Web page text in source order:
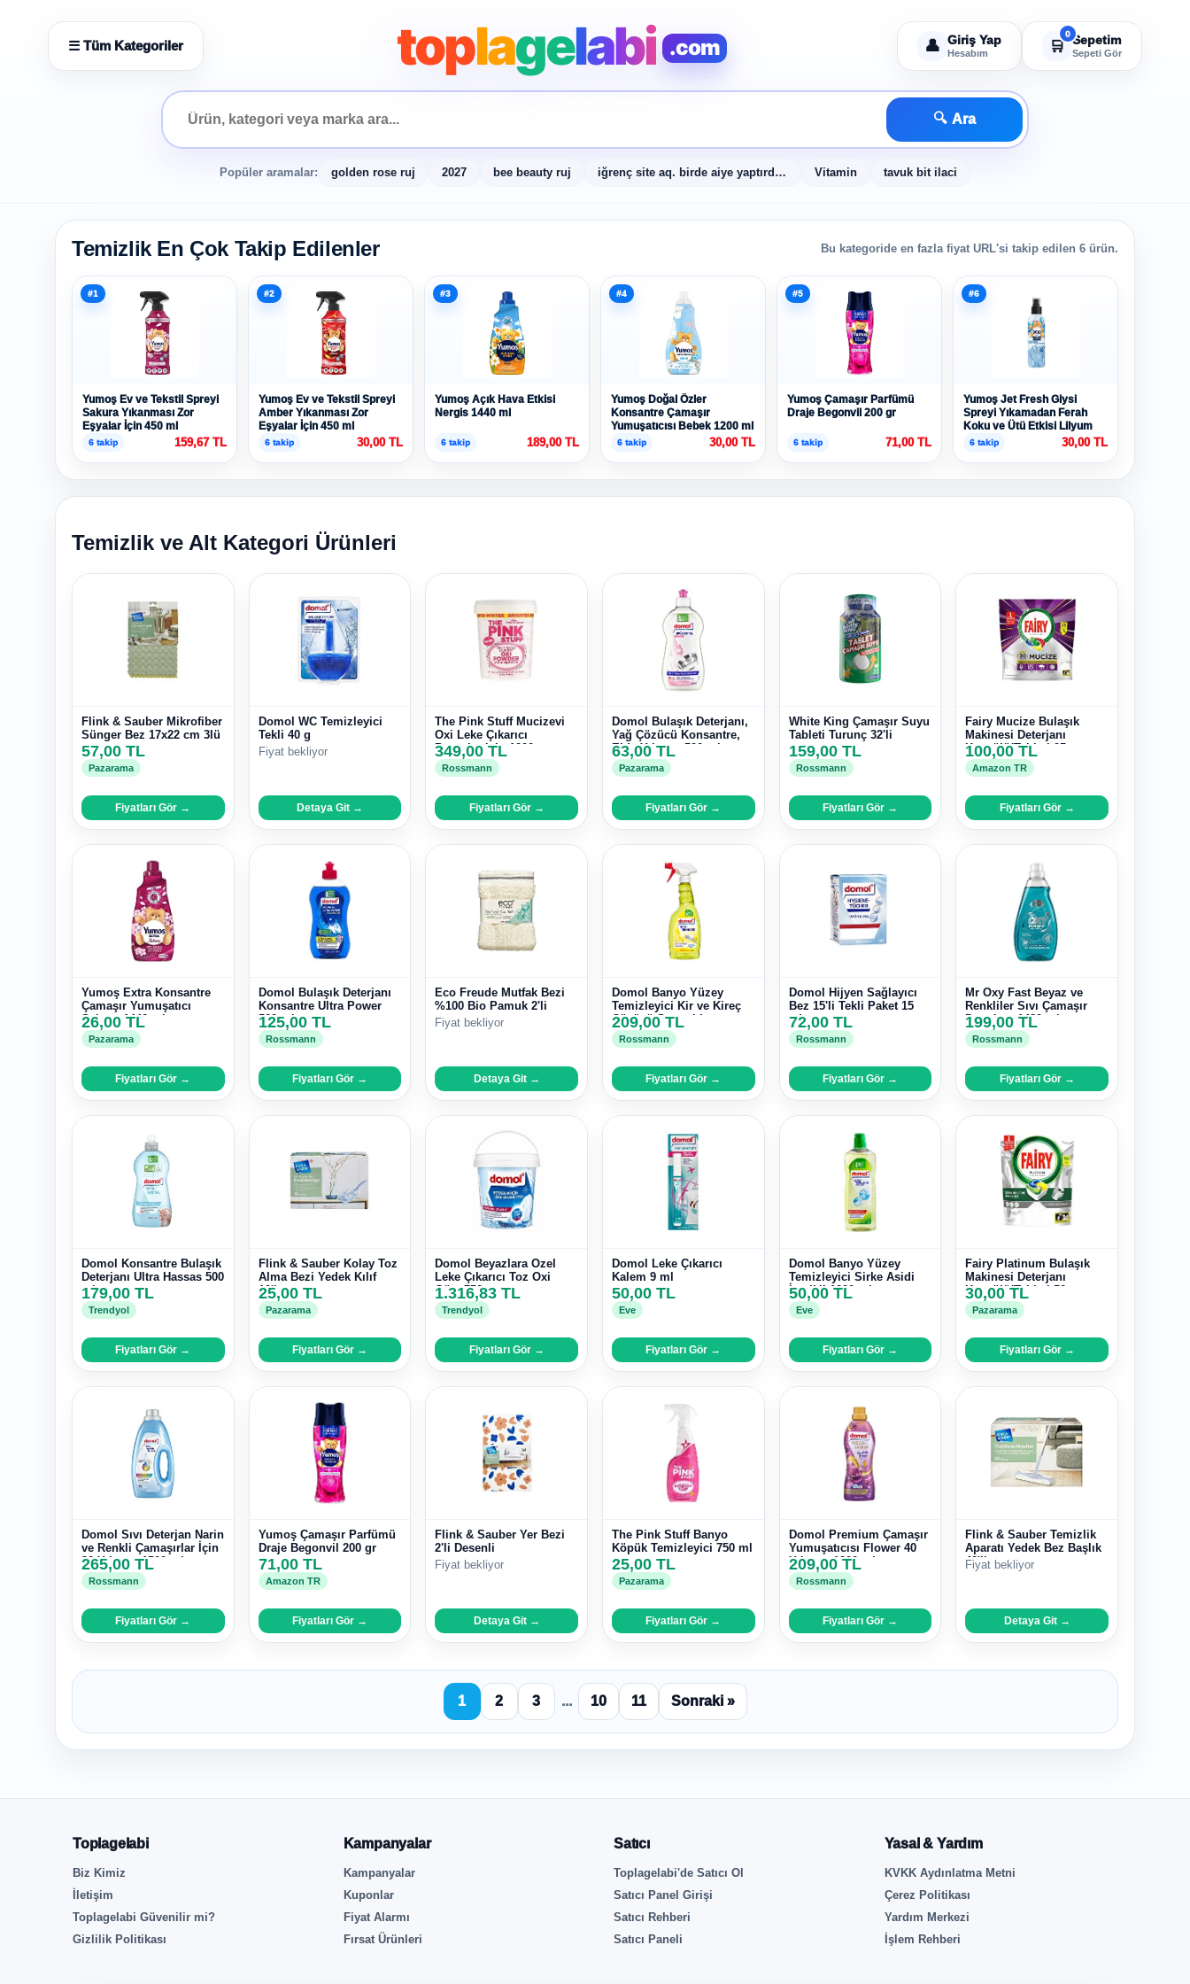
☰ Tüm Kategoriler 👤 Giriş Yap
Hesabım 🛒 Sepetim
Sepeti Gör
toplagelabi .com
🔍 Ara
Popüler aramalar: golden rose ruj 2027 bee beauty ruj iğrenç site aq. birde aiye yaptırdım diye övünüyo Vitamin tavuk bit ilaci
Temizlik En Çok Takip Edilenler Bu kategoride en fazla fiyat URL'si takip edilen 6 ürün.
#1
Yumoş Ev ve Tekstil Spreyi
Sakura Yıkanması Zor
Eşyalar İçin 450 ml
6 takip 159,67 TL
#2
Yumoş Ev ve Tekstil Spreyi
Amber Yıkanması Zor
Eşyalar İçin 450 ml
6 takip 30,00 TL
#3
Yumoş Açık Hava Etkisi
Nergis 1440 ml
6 takip 189,00 TL
#4
Yumoş Doğal Özler
Konsantre Çamaşır
Yumuşatıcısı Bebek 1200 ml
6 takip 30,00 TL
#5
Yumoş Çamaşır Parfümü
Draje Begonvil 200 gr
6 takip 71,00 TL
#6
Yumoş Jet Fresh Giysi
Spreyi Yıkamadan Ferah
Koku ve Ütü Etkisi Lilyum
200 ml
6 takip 30,00 TL
Temizlik ve Alt Kategori Ürünleri
Flink & Sauber Mikrofiber
Sünger Bez 17x22 cm 3lü
57,00 TL
Pazarama
Fiyatları Gör →
Domol WC Temizleyici
Tekli 40 g
Fiyat bekliyor
Detaya Git →
The Pink Stuff Mucizevi
Oxi Leke Çıkarıcı
Beyazlar için 1000 gr
349,00 TL
Rossmann
Fiyatları Gör →
Domol Bulaşık Deterjanı,
Yağ Çözücü Konsantre,
Elde Yıkama 500 ml
63,00 TL
Pazarama
Fiyatları Gör →
White King Çamaşır Suyu
Tableti Turunç 32'li
159,00 TL
Rossmann
Fiyatları Gör →
Fairy Mucize Bulaşık
Makinesi Deterjanı
Kapsülü/Tableti 25
Yıkama
100,00 TL
Amazon TR
Fiyatları Gör →
Yumoş Extra Konsantre
Çamaşır Yumuşatıcı
Sakura 1440 ml
26,00 TL
Pazarama
Fiyatları Gör →
Domol Bulaşık Deterjanı
Konsantre Ultra Power
500 ml
125,00 TL
Rossmann
Fiyatları Gör →
Eco Freude Mutfak Bezi
%100 Bio Pamuk 2'li
Fiyat bekliyor
Detaya Git →
Domol Banyo Yüzey
Temizleyici Kir ve Kireç
Çözücü Sprey Limon
Kokulu 750 ml
209,00 TL
Rossmann
Fiyatları Gör →
Domol Hijyen Sağlayıcı
Bez 15'li Tekli Paket 15
adet
72,00 TL
Rossmann
Fiyatları Gör →
Mr Oxy Fast Beyaz ve
Renkliler Sıvı Çamaşır
Detarjanı 1480 ml
199,00 TL
Rossmann
Fiyatları Gör →
Domol Konsantre Bulaşık
Deterjanı Ultra Hassas 500
ml
179,00 TL
Trendyol
Fiyatları Gör →
Flink & Sauber Kolay Toz
Alma Bezi Yedek Kılıf
10'lu
25,00 TL
Pazarama
Fiyatları Gör →
Domol Beyazlara Özel
Leke Çıkarıcı Toz Oxi
Güç, 750 gr
1.316,83 TL
Trendyol
Fiyatları Gör →
Domol Leke Çıkarıcı
Kalem 9 ml
50,00 TL
Eve
Fiyatları Gör →
Domol Banyo Yüzey
Temizleyici Sirke Asidi
İçerikli 1000 ml
50,00 TL
Eve
Fiyatları Gör →
Fairy Platinum Bulaşık
Makinesi Deterjanı
Kapsülü/Tableti 50
Yıkama
30,00 TL
Pazarama
Fiyatları Gör →
Domol Sıvı Deterjan Narin
ve Renkli Çamaşırlar İçin
30 Yıkama 1500 ml
265,00 TL
Rossmann
Fiyatları Gör →
Yumoş Çamaşır Parfümü
Draje Begonvil 200 gr
71,00 TL
Amazon TR
Fiyatları Gör →
Flink & Sauber Yer Bezi
2'li Desenli
Fiyat bekliyor
Detaya Git →
The Pink Stuff Banyo
Köpük Temizleyici 750 ml
25,00 TL
Pazarama
Fiyatları Gör →
Domol Premium Çamaşır
Yumuşatıcısı Flower 40
Yıkama 1000 ml
209,00 TL
Rossmann
Fiyatları Gör →
Flink & Sauber Temizlik
Aparatı Yedek Bez Başlık
48'li
Fiyat bekliyor
Detaya Git →
1 2 3 ... 10 11 Sonraki »
Toplagelabi
Biz Kimiz
İletişim
Toplagelabi Güvenilir mi?
Gizlilik Politikası
Kampanyalar
Kampanyalar
Kuponlar
Fiyat Alarmı
Fırsat Ürünleri
Satıcı
Toplagelabi'de Satıcı Ol
Satıcı Panel Girişi
Satıcı Rehberi
Satıcı Paneli
Yasal & Yardım
KVKK Aydınlatma Metni
Çerez Politikası
Yardım Merkezi
İşlem Rehberi